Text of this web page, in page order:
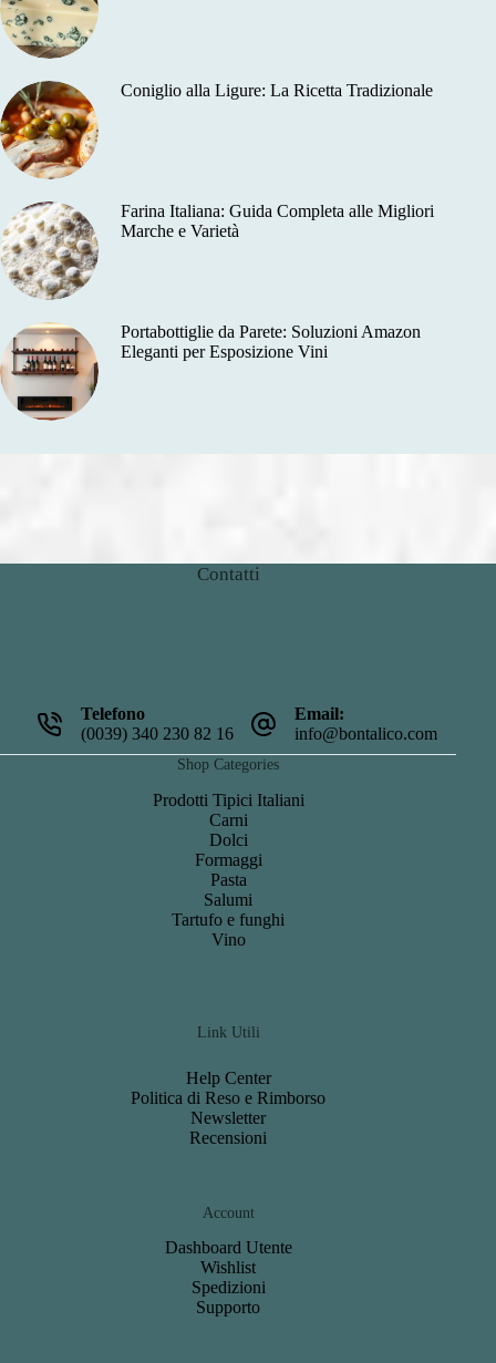
Coniglio alla Ligure: La Ricetta Tradizionale
Farina Italiana: Guida Completa alle Migliori
Marche e Varietà
Portabottiglie da Parete: Soluzioni Amazon
Eleganti per Esposizione Vini
Contatti
Telefono
(0039) 340 230 82 16
Email:
info@bontalico.com
Shop Categories
Prodotti Tipici Italiani
Carni
Dolci
Formaggi
Pasta
Salumi
Tartufo e funghi
Vino
Link Utili
Help Center
Politica di Reso e Rimborso
Newsletter
Recensioni
Account
Dashboard Utente
Wishlist
Spedizioni
Supporto